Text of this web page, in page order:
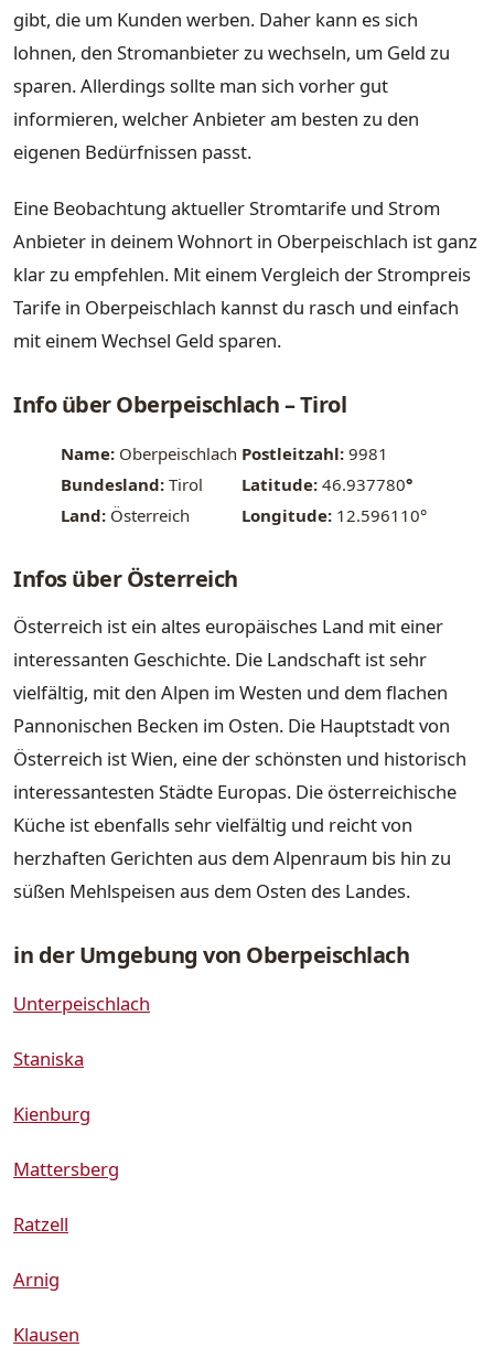
gibt, die um Kunden werben. Daher kann es sich
lohnen, den Stromanbieter zu wechseln, um Geld zu
sparen. Allerdings sollte man sich vorher gut
informieren, welcher Anbieter am besten zu den
eigenen Bedürfnissen passt.
Eine Beobachtung aktueller Stromtarife und Strom
Anbieter in deinem Wohnort in Oberpeischlach ist ganz
klar zu empfehlen. Mit einem Vergleich der Strompreis
Tarife in Oberpeischlach kannst du rasch und einfach
mit einem Wechsel Geld sparen.
Info über Oberpeischlach – Tirol
Name: Oberpeischlach Postleitzahl: 9981
Bundesland: Tirol Latitude: 46.937780°
Land: Österreich Longitude: 12.596110°
Infos über Österreich
Österreich ist ein altes europäisches Land mit einer
interessanten Geschichte. Die Landschaft ist sehr
vielfältig, mit den Alpen im Westen und dem flachen
Pannonischen Becken im Osten. Die Hauptstadt von
Österreich ist Wien, eine der schönsten und historisch
interessantesten Städte Europas. Die österreichische
Küche ist ebenfalls sehr vielfältig und reicht von
herzhaften Gerichten aus dem Alpenraum bis hin zu
süßen Mehlspeisen aus dem Osten des Landes.
in der Umgebung von Oberpeischlach
Unterpeischlach
Staniska
Kienburg
Mattersberg
Ratzell
Arnig
Klausen